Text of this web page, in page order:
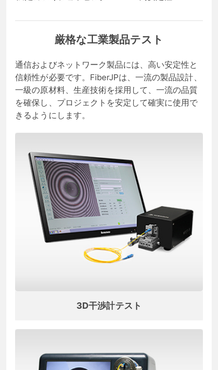
厳格な工業製品テスト
通信およびネットワーク製品には、高い安定性と
信頼性が必要です。FiberJPは、一流の製品設計、
一級の原材料、生産技術を採用して、一流の品質
を確保し、プロジェクトを安定して確実に使用で
きるようにします。
3D干渉計テスト